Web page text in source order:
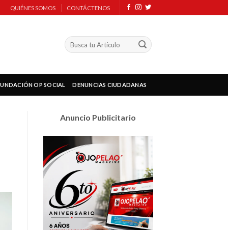
QUIÉNES SOMOS CONTÁCTENOS
OP SOCIAL DENUNCIAS CIUDADANAS
Anuncio Publicitario